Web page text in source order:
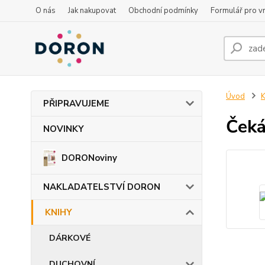
O nás Jak nakupovat Obchodní podmínky Formulář pro
PŘIPRAVUJEME
NOVINKY
DORONoviny
NAKLADATELSTVÍ DORON
KNIHY
DÁRKOVÉ
Úvod